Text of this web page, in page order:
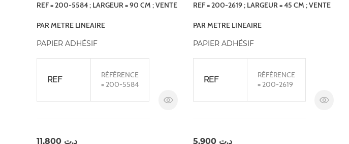
REF = 200-5584 ; LARGEUR = 90 CM ; VENTE
PAR METRE LINEAIRE
PAPIER ADHÉSIF
REF
RÉFÉRENCE
= 200-5584
د.ت
REF = 200-2619 ; LARGEUR = 45 CM ; VENTE
PAR METRE LINEAIRE
PAPIER ADHÉSIF
REF
RÉFÉRENCE
= 200-2619
د.ت 5,900